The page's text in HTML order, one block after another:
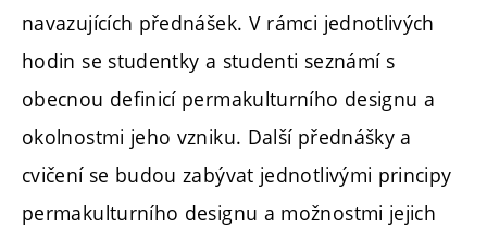
navazujících přednášek. V rámci jednotlivých
hodin se studentky a studenti seznámí s
obecnou definicí permakulturního designu a
okolnostmi jeho vzniku. Další přednášky a
cvičení se budou zabývat jednotlivými principy
permakulturního designu a možnostmi jejich